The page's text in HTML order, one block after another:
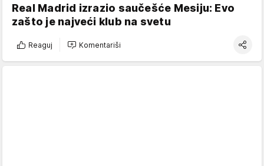
Real Madrid izrazio saučešće Mesiju: Evo
zašto je najveći klub na svetu
Reaguj Komentariši